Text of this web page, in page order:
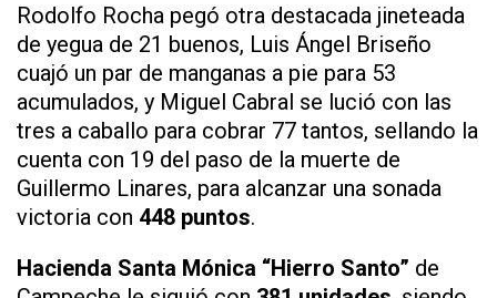
Rodolfo Rocha pegó otra destacada jineteada
de yegua de 21 buenos, Luis Ángel Briseño
cuajó un par de manganas a pie para 53
acumulados, y Miguel Cabral se lució con las
tres a caballo para cobrar 77 tantos, sellando la
cuenta con 19 del paso de la muerte de
Guillermo Linares, para alcanzar una sonada
victoria con 448 puntos.
Hacienda Santa Mónica “Hierro Santo” de